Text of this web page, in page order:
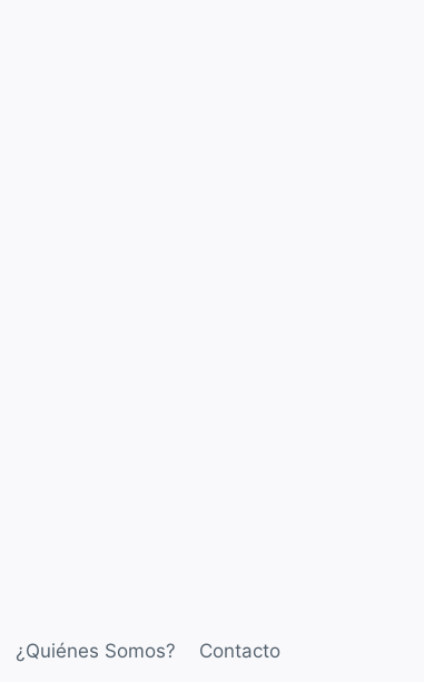
¿Quiénes Somos?
Contacto